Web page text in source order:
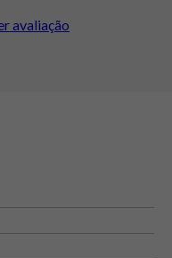
avaliação